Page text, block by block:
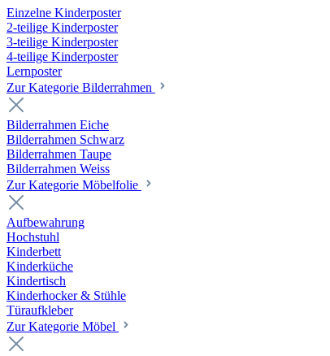
Einzelne Kinderposter
2-teilige Kinderposter
3-teilige Kinderposter
4-teilige Kinderposter
Lernposter
Zur Kategorie Bilderrahmen
Bilderrahmen Eiche
Bilderrahmen Schwarz
Bilderrahmen Taupe
Bilderrahmen Weiss
Zur Kategorie Möbelfolie
Aufbewahrung
Hochstuhl
Kinderbett
Kinderküche
Kindertisch
Kinderhocker & Stühle
Türaufkleber
Zur Kategorie Möbel